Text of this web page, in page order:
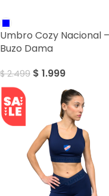
Umbro Cozy Nacional –
Buzo Dama
$2.499 $ 1.999